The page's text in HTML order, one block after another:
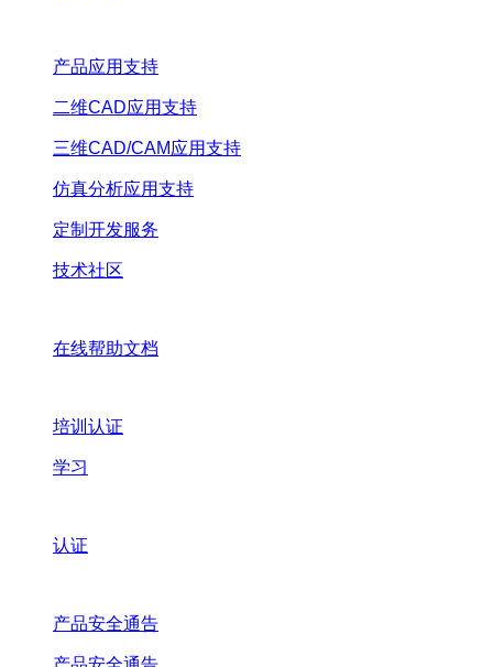
产品应用支持
二维CAD应用支持
三维CAD/CAM应用支持
仿真分析应用支持
定制开发服务
技术社区
在线帮助文档
培训认证
学习
认证
产品安全通告